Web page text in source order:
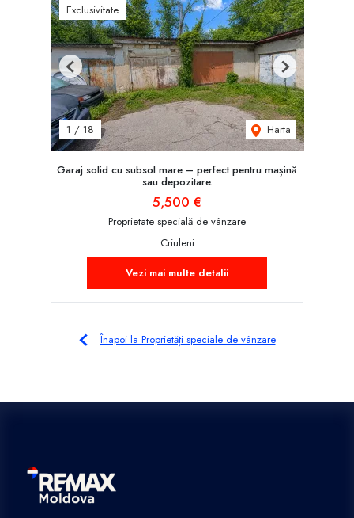
Exclusivitate
1 / 18 Harta
Previous Next
Garaj solid cu subsol mare – perfect pentru mașină
sau depozitare.
5,500 €
Proprietate specială de vânzare
Criuleni
Vezi mai multe detalii
Înapoi la Proprietăți speciale de vânzare